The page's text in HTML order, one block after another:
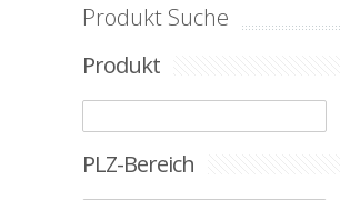
Produkt Suche
Produkt
PLZ-Bereich